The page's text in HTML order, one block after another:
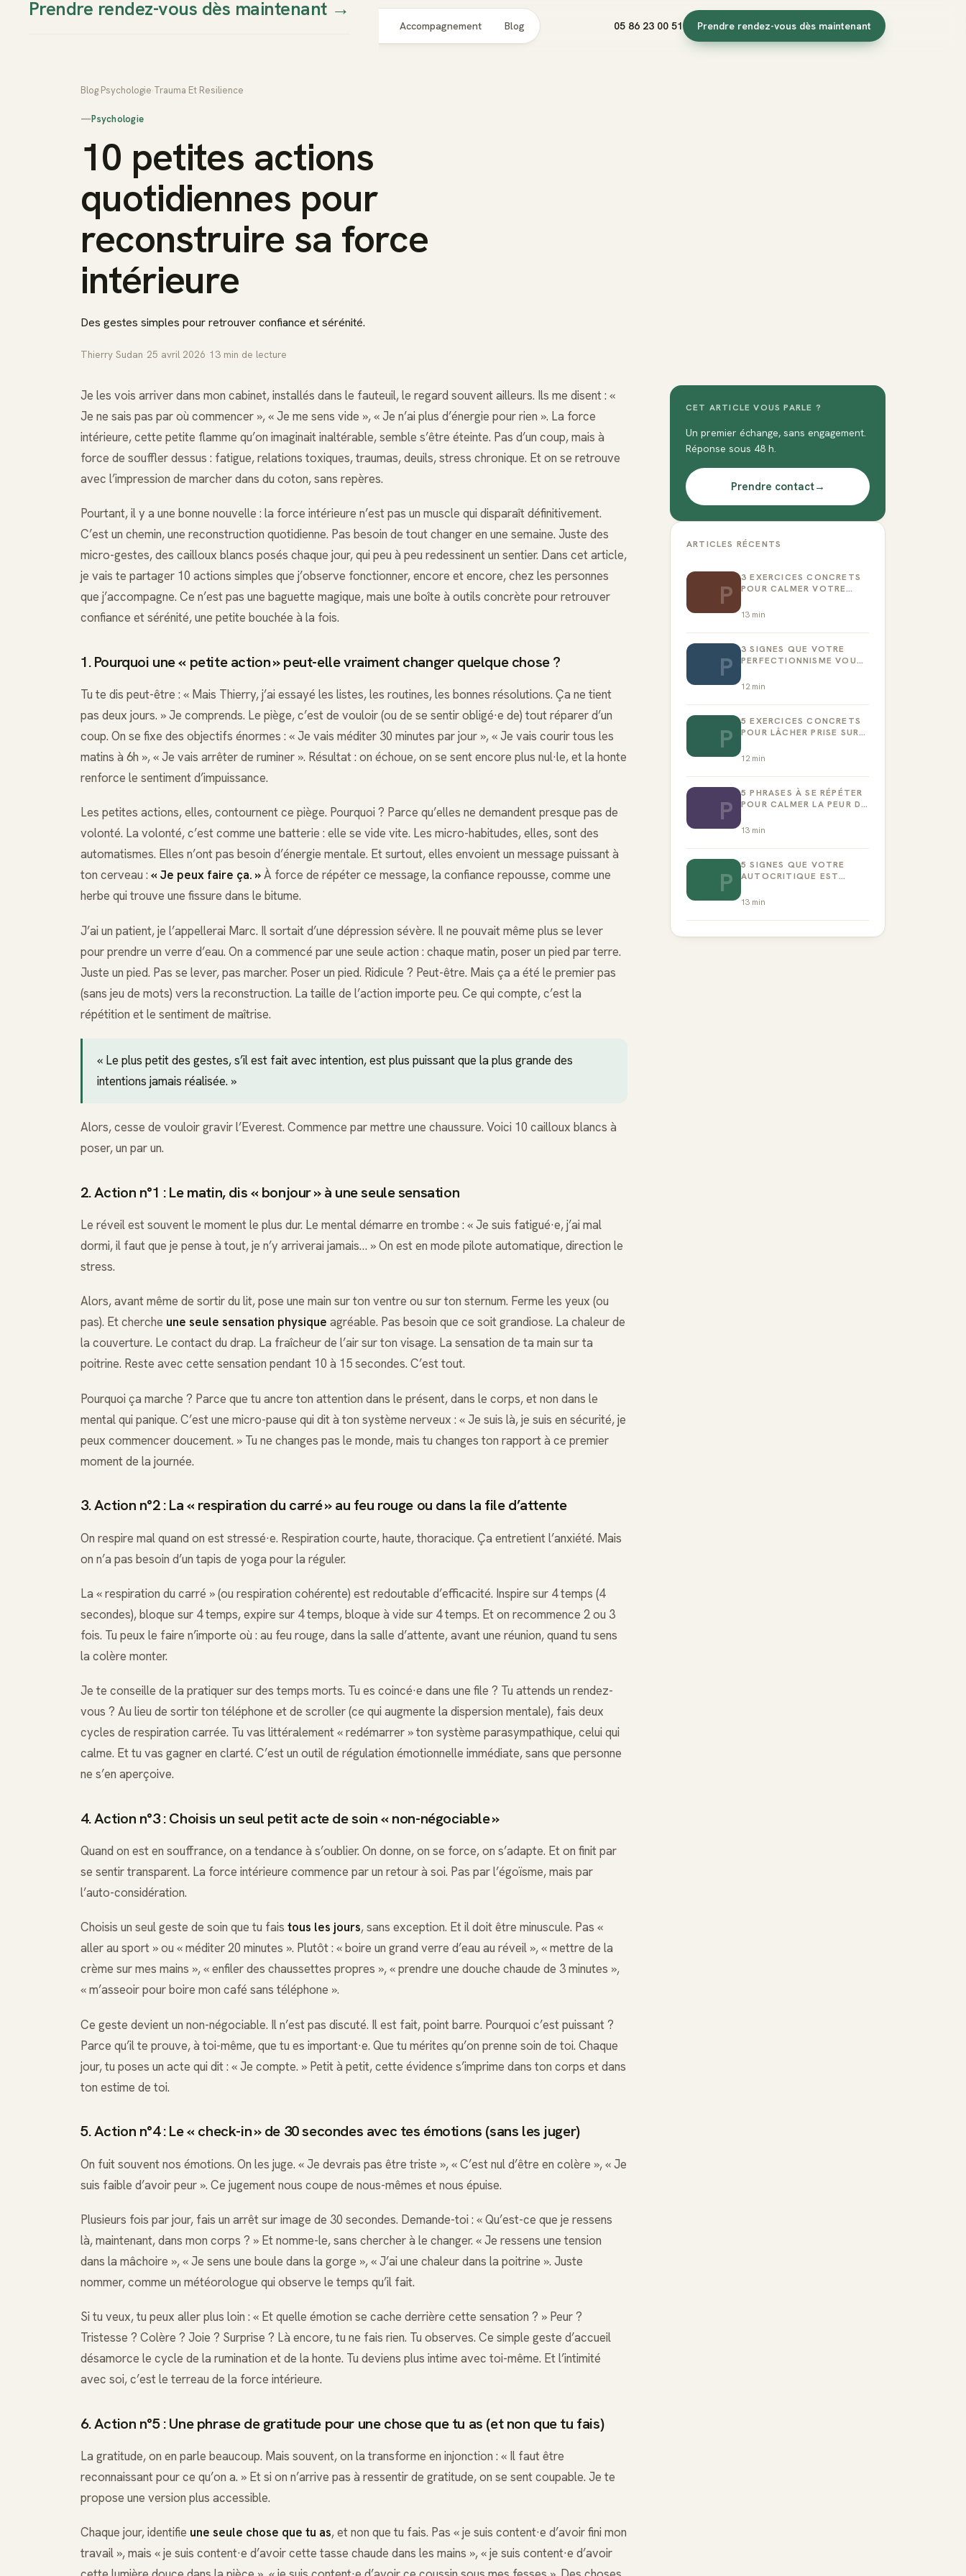
Accompagnement Blog 05 86 23 00 51 Prendre rendez-vous dès maintenant
Prendre rendez-vous dès maintenant→
Blog Psychologie Trauma Et Resilience
—Psychologie
10 petites actions
quotidiennes pour
reconstruire sa force
intérieure
Des gestes simples pour retrouver confiance et sérénité.
Thierry Sudan 25 avril 2026 13 min de lecture
Je les vois arriver dans mon cabinet, installés dans le fauteuil, le regard souvent ailleurs. Ils me disent : «
Je ne sais pas par où commencer », « Je me sens vide », « Je n’ai plus d’énergie pour rien ». La force
intérieure, cette petite flamme qu’on imaginait inaltérable, semble s’être éteinte. Pas d’un coup, mais à
force de souffler dessus : fatigue, relations toxiques, traumas, deuils, stress chronique. Et on se retrouve
avec l’impression de marcher dans du coton, sans repères.
Pourtant, il y a une bonne nouvelle : la force intérieure n’est pas un muscle qui disparaît définitivement.
C’est un chemin, une reconstruction quotidienne. Pas besoin de tout changer en une semaine. Juste des
micro-gestes, des cailloux blancs posés chaque jour, qui peu à peu redessinent un sentier. Dans cet article,
je vais te partager 10 actions simples que j’observe fonctionner, encore et encore, chez les personnes
que j’accompagne. Ce n’est pas une baguette magique, mais une boîte à outils concrète pour retrouver
confiance et sérénité, une petite bouchée à la fois.
1. Pourquoi une « petite action » peut-elle vraiment changer quelque chose ?
Tu te dis peut-être : « Mais Thierry, j’ai essayé les listes, les routines, les bonnes résolutions. Ça ne tient
pas deux jours. » Je comprends. Le piège, c’est de vouloir (ou de se sentir obligé·e de) tout réparer d’un
coup. On se fixe des objectifs énormes : « Je vais méditer 30 minutes par jour », « Je vais courir tous les
matins à 6h », « Je vais arrêter de ruminer ». Résultat : on échoue, on se sent encore plus nul·le, et la honte
renforce le sentiment d’impuissance.
Les petites actions, elles, contournent ce piège. Pourquoi ? Parce qu’elles ne demandent presque pas de
volonté. La volonté, c’est comme une batterie : elle se vide vite. Les micro-habitudes, elles, sont des
automatismes. Elles n’ont pas besoin d’énergie mentale. Et surtout, elles envoient un message puissant à
ton cerveau : « Je peux faire ça. »À force de répéter ce message, la confiance repousse, comme une
herbe qui trouve une fissure dans le bitume.
J’ai un patient, je l’appellerai Marc. Il sortait d’une dépression sévère. Il ne pouvait même plus se lever
pour prendre un verre d’eau. On a commencé par une seule action : chaque matin, poser un pied par terre.
Juste un pied. Pas se lever, pas marcher. Poser un pied. Ridicule ? Peut-être. Mais ça a été le premier pas
(sans jeu de mots) vers la reconstruction. La taille de l’action importe peu. Ce qui compte, c’est la
répétition et le sentiment de maîtrise.
« Le plus petit des gestes, s’il est fait avec intention, est plus puissant que la plus grande des
intentions jamais réalisée. »
Alors, cesse de vouloir gravir l’Everest. Commence par mettre une chaussure. Voici 10 cailloux blancs à
poser, un par un.
2. Action n°1 : Le matin, dis « bonjour » à une seule sensation
Le réveil est souvent le moment le plus dur. Le mental démarre en trombe : « Je suis fatigué·e, j’ai mal
dormi, il faut que je pense à tout, je n’y arriverai jamais… » On est en mode pilote automatique, direction le
stress.
Alors, avant même de sortir du lit, pose une main sur ton ventre ou sur ton sternum. Ferme les yeux (ou
pas). Et cherche une seule sensation physique agréable. Pas besoin que ce soit grandiose. La chaleur de
la couverture. Le contact du drap. La fraîcheur de l’air sur ton visage. La sensation de ta main sur ta
poitrine. Reste avec cette sensation pendant 10 à 15 secondes. C’est tout.
Pourquoi ça marche ? Parce que tu ancre ton attention dans le présent, dans le corps, et non dans le
mental qui panique. C’est une micro-pause qui dit à ton système nerveux : « Je suis là, je suis en sécurité, je
peux commencer doucement. » Tu ne changes pas le monde, mais tu changes ton rapport à ce premier
moment de la journée.
3. Action n°2 : La « respiration du carré » au feu rouge ou dans la file d’attente
On respire mal quand on est stressé·e. Respiration courte, haute, thoracique. Ça entretient l’anxiété. Mais
on n’a pas besoin d’un tapis de yoga pour la réguler.
La « respiration du carré » (ou respiration cohérente) est redoutable d’efficacité. Inspire sur 4 temps (4
secondes), bloque sur 4 temps, expire sur 4 temps, bloque à vide sur 4 temps. Et on recommence 2 ou 3
fois. Tu peux le faire n’importe où : au feu rouge, dans la salle d’attente, avant une réunion, quand tu sens
la colère monter.
Je te conseille de la pratiquer sur des temps morts. Tu es coincé·e dans une file ? Tu attends un rendez-
vous ? Au lieu de sortir ton téléphone et de scroller (ce qui augmente la dispersion mentale), fais deux
cycles de respiration carrée. Tu vas littéralement « redémarrer » ton système parasympathique, celui qui
calme. Et tu vas gagner en clarté. C’est un outil de régulation émotionnelle immédiate, sans que personne
ne s’en aperçoive.
4. Action n°3 : Choisis un seul petit acte de soin « non-négociable »
Quand on est en souffrance, on a tendance à s’oublier. On donne, on se force, on s’adapte. Et on finit par
se sentir transparent. La force intérieure commence par un retour à soi. Pas par l’égoïsme, mais par
l’auto-considération.
Choisis un seul geste de soin que tu fais tous les jours, sans exception. Et il doit être minuscule. Pas «
aller au sport » ou « méditer 20 minutes ». Plutôt : « boire un grand verre d’eau au réveil », « mettre de la
crème sur mes mains », « enfiler des chaussettes propres », « prendre une douche chaude de 3 minutes »,
« m’asseoir pour boire mon café sans téléphone ».
Ce geste devient un non-négociable. Il n’est pas discuté. Il est fait, point barre. Pourquoi c’est puissant ?
Parce qu’il te prouve, à toi-même, que tu es important·e. Que tu mérites qu’on prenne soin de toi. Chaque
jour, tu poses un acte qui dit : « Je compte. » Petit à petit, cette évidence s’imprime dans ton corps et dans
ton estime de toi.
5. Action n°4 : Le « check-in » de 30 secondes avec tes émotions (sans les juger)
On fuit souvent nos émotions. On les juge. « Je devrais pas être triste », « C’est nul d’être en colère », « Je
suis faible d’avoir peur ». Ce jugement nous coupe de nous-mêmes et nous épuise.
Plusieurs fois par jour, fais un arrêt sur image de 30 secondes. Demande-toi : « Qu’est-ce que je ressens
là, maintenant, dans mon corps ? » Et nomme-le, sans chercher à le changer. « Je ressens une tension
dans la mâchoire », « Je sens une boule dans la gorge », « J’ai une chaleur dans la poitrine ». Juste
nommer, comme un météorologue qui observe le temps qu’il fait.
Si tu veux, tu peux aller plus loin : « Et quelle émotion se cache derrière cette sensation ? » Peur ?
Tristesse ? Colère ? Joie ? Surprise ? Là encore, tu ne fais rien. Tu observes. Ce simple geste d’accueil
désamorce le cycle de la rumination et de la honte. Tu deviens plus intime avec toi-même. Et l’intimité
avec soi, c’est le terreau de la force intérieure.
6. Action n°5 : Une phrase de gratitude pour une chose que tu as (et non que tu fais)
La gratitude, on en parle beaucoup. Mais souvent, on la transforme en injonction : « Il faut être
reconnaissant pour ce qu’on a. » Et si on n’arrive pas à ressentir de gratitude, on se sent coupable. Je te
propose une version plus accessible.
Chaque jour, identifie une seule chose que tu as, et non que tu fais. Pas « je suis content·e d’avoir fini mon
travail », mais « je suis content·e d’avoir cette tasse chaude dans les mains », « je suis content·e d’avoir
CET ARTICLE VOUS PARLE ?
Un premier échange, sans engagement.
Réponse sous 48 h.
Prendre contact→
ARTICLES RÉCENTS
P
3 EXERCICES CONCRETS
POUR CALMER VOTRE
13 min
P
3 SIGNES QUE VOTRE
PERFECTIONNISME VOUS
12min
P
5 EXERCICES CONCRETS
POUR LÂCHER PRISE SUR
12min
P
5 PHRASES À SE RÉPÉTER
POUR CALMER LA PEUR DE
13 min
P
5 SIGNES QUE VOTRE
AUTOCRITIQUE EST
13 min